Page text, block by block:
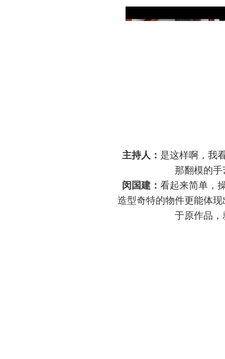
主持人： 是这样啊，我
那翻模的
闵国建 ：看起来简单，
造型奇特的物件更能体
于原作品